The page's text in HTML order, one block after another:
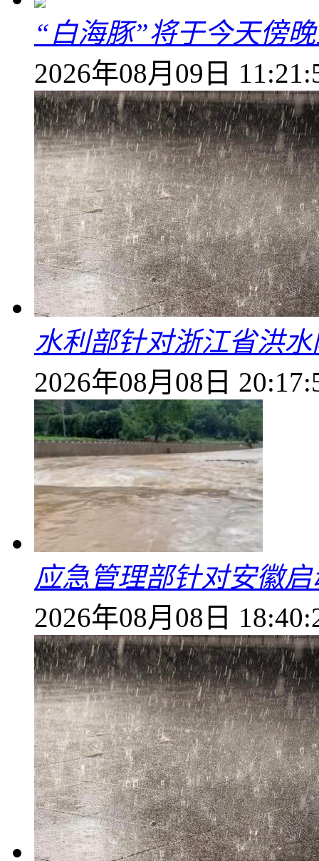
“白海豚”将于今天傍
2026年08月09日
水利部针对浙江省洪
2026年08月08日
应急管理部针对安徽
2026年08月08日